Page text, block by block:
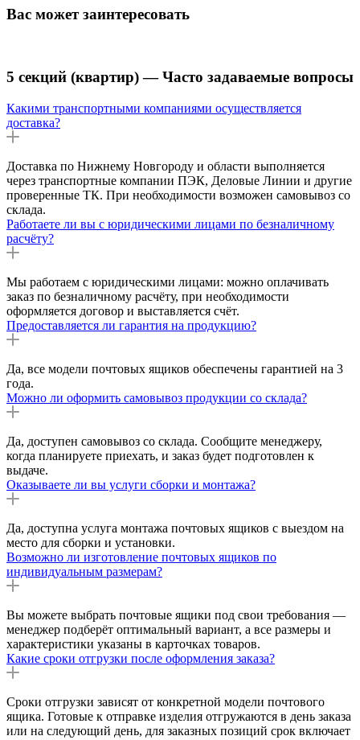
Вас может заинтересовать
5 секций (квартир) — Часто задаваемые вопросы
Какими транспортными компаниями осуществляется
доставка?
Доставка по Нижнему Новгороду и области выполняется
через транспортные компании ПЭК, Деловые Линии и другие
проверенные ТК. При необходимости возможен самовывоз со
склада.
Работаете ли вы с юридическими лицами по безналичному
расчёту?
Мы работаем с юридическими лицами: можно оплачивать
заказ по безналичному расчёту, при необходимости
оформляется договор и выставляется счёт.
Предоставляется ли гарантия на продукцию?
Да, все модели почтовых ящиков обеспечены гарантией на 3
года.
Можно ли оформить самовывоз продукции со склада?
Да, доступен самовывоз со склада. Сообщите менеджеру,
когда планируете приехать, и заказ будет подготовлен к
выдаче.
Оказываете ли вы услуги сборки и монтажа?
Да, доступна услуга монтажа почтовых ящиков с выездом на
место для сборки и установки.
Возможно ли изготовление почтовых ящиков по
индивидуальным размерам?
Вы можете выбрать почтовые ящики под свои требования —
менеджер подберёт оптимальный вариант, а все размеры и
характеристики указаны в карточках товаров.
Какие сроки отгрузки после оформления заказа?
Сроки отгрузки зависят от конкретной модели почтового
ящика. Готовые к отправке изделия отгружаются в день заказа
или на следующий день, для заказных позиций срок включает